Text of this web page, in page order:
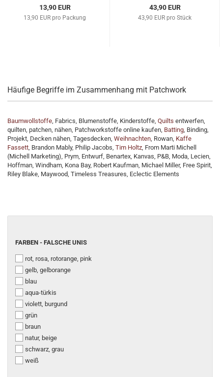
13,90 EUR
13,90 EUR pro Packung
43,90 EUR
43,90 EUR pro Stück
Häufige Begriffe im Zusammenhang mit Patchwork
Baumwollstoffe , Fabrics, Blumenstoffe, Kinderstoffe, Quilts entwerfen,
quilten, patchen, nähen, Patchworkstoffe online kaufen, Batting , Binding,
Projekt, Decken nähen, Tagesdecken, Weihnachten , Rowan, Kaffe
Fassett , Brandon Mably, Philip Jacobs, Tim Holtz , From Marti Michell
(Michell Marketing), Prym, Entwurf, Benartex, Kanvas, P&B, Moda, Lecien,
Hoffman, Windham, Kona Bay, Robert Kaufman, Michael Miller, Free Spirit,
Riley Blake, Maywood, Timeless Treasures, Eclectic Elements
FARBEN
FALSCHE
UNIS
FARBEN - FALSCHE UNIS
rot, rosa, rotorange, pink
gelb, gelborange
blau
aqua-türkis
violett, burgund
grün
braun
natur, beige
schwarz, grau
weiß